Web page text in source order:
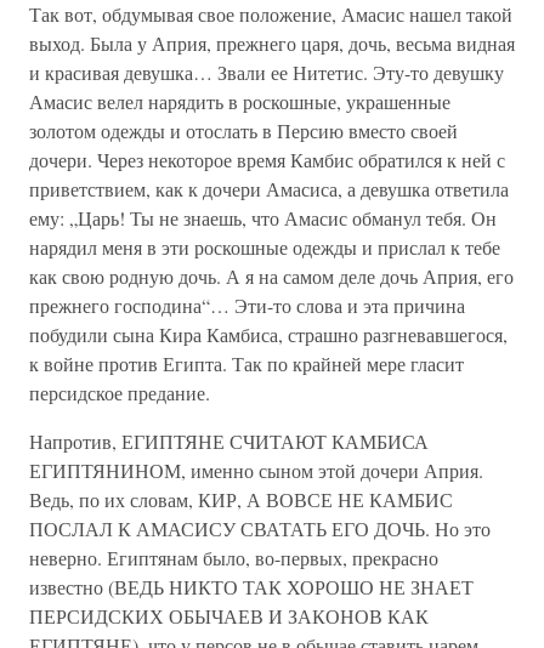
Так вот, обдумывая свое положение, Амасис нашел такой
выход. Была у Априя, прежнего царя, дочь, весьма видная
и красивая девушка… Звали ее Нитетис. Эту-то девушку
Амасис велел нарядить в роскошные, украшенные
золотом одежды и отослать в Персию вместо своей
дочери. Через некоторое время Камбис обратился к ней с
приветствием, как к дочери Амасиса, а девушка ответила
ему: „Царь! Ты не знаешь, что Амасис обманул тебя. Он
нарядил меня в эти роскошные одежды и прислал к тебе
как свою родную дочь. А я на самом деле дочь Априя, его
прежнего господина“… Эти-то слова и эта причина
побудили сына Кира Камбиса, страшно разгневавшегося,
к войне против Египта. Так по крайней мере гласит
персидское предание.
Напротив, ЕГИПТЯНЕ СЧИТАЮТ КАМБИСА
ЕГИПТЯНИНОМ, именно сыном этой дочери Априя.
Ведь, по их словам, КИР, А ВОВСЕ НЕ КАМБИС
ПОСЛАЛ К АМАСИСУ СВАТАТЬ ЕГО ДОЧЬ. Но это
неверно. Египтянам было, во-первых, прекрасно
известно (ВЕДЬ НИКТО ТАК ХОРОШО НЕ ЗНАЕТ
ПЕРСИДСКИХ ОБЫЧАЕВ И ЗАКОНОВ КАК